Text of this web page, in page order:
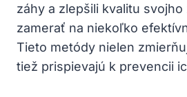
záhy a zlepšili kvalitu
zamerať na niekoľko
Tieto metódy nielen
tiež prispievajú k prevencii